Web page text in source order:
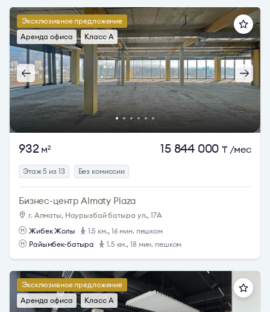
Эксклюзивное предложение
Аренда офиса
Класс A
932м2 15 844 000 ₸ /мес
Этаж 5 из 13 Без комиссии
Бизнес-центр Almaty Plaza
г. Алматы, Наурызбай батыра ул., 17А
Жибек Жолы
1.5 км., 16 мин. пешком
Райымбек-батыра
1.5 км., 18 мин. пешком
Эксклюзивное предложение
Аренда офиса
Класс A